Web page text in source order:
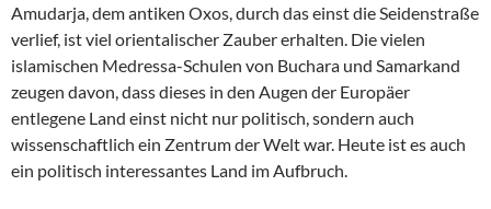
Amudarja, dem antiken Oxos, durch das einst die Seidenstraße
verlief, ist viel orientalischer Zauber erhalten. Die vielen
islamischen Medressa-Schulen von Buchara und Samarkand
zeugen davon, dass dieses in den Augen der Europäer
entlegene Land einst nicht nur politisch, sondern auch
wissenschaftlich ein Zentrum der Welt war. Heute ist es auch
ein politisch interessantes Land im Aufbruch.